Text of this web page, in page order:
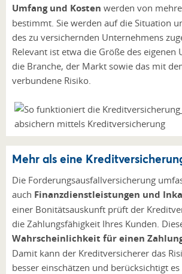
Umfang und Kosten werden von
bestimmt. Sie werden auf die Situation
des zu versichernden Unternehmens
Relevant ist etwa die Größe des eigenen
die Branche, der Markt sowie das mit
verbundene Risiko.
Mehr als eine
Die Forderungsausfallversicherung
auch Finanzdienstleistungen und
einer Bonitätsauskunft prüft der
die Zahlungsfähigkeit Ihres Kunden.
Wahrscheinlichkeit für einen
Damit kann der Kreditversicherer das
besser einschätzen und berücksichtigt es